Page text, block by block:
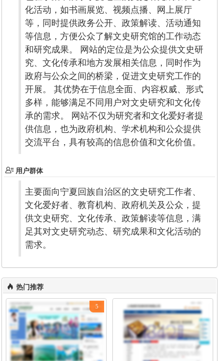
化活动，如书画展览、视频点播、网上展厅
等，同时提供政务公开、政策解读、活动通知
等信息，方便公众了解文史研究馆的工作动态
和研究成果。 网站的定位是为公众提供文史研
究、文化传承和地方发展相关信息，同时作为
政府与公众之间的桥梁，促进文史研究工作的
开展。 其优势在于信息全面、内容权威、形式
多样，能够满足不同用户对文史研究和文化传
承的需求。 网站不仅为研究者和文化爱好者提
供信息，也为政府机构、学术机构和公众提供
交流平台，具有较高的信息价值和文化价值。
用户群体
主要面向宁夏回族自治区的文史研究工作者、
文化爱好者、教育机构、政府机关及公众，提
供文史研究、文化传承、政策解读等信息，满
足其对文史研究动态、研究成果和文化活动的
需求。
热门推荐
5